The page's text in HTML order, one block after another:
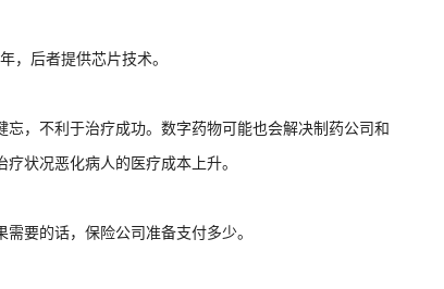
，后者提供芯片技术。
，不利于治疗成功。数字药物可能也会解决制药公司和
状况恶化病人的医疗成本上升。
要的话，保险公司准备支付多少。